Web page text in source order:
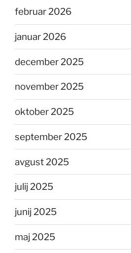
februar 2026
januar 2026
december 2025
november 2025
oktober 2025
september 2025
avgust 2025
julij 2025
junij 2025
maj 2025